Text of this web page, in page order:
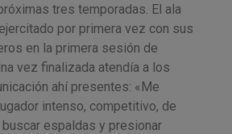
tres temporadas. El ala
por primera vez con sus
en la primera sesión de
vez finalizada atendía a los
ahí presentes: «Me
intenso, competitivo, de
buscar espaldas y presionar